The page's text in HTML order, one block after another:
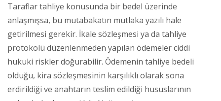
Taraflar tahliye konusunda bir bedel üzerinde
anlaşmışsa, bu mutabakatın mutlaka yazılı hale
getirilmesi gerekir. İkale sözleşmesi ya da tahliye
protokolü düzenlenmeden yapılan ödemeler ciddi
hukuki riskler doğurabilir. Ödemenin tahliye bedeli
olduğu, kira sözleşmesinin karşılıklı olarak sona
erdirildiği ve anahtarın teslim edildiği hususlarının